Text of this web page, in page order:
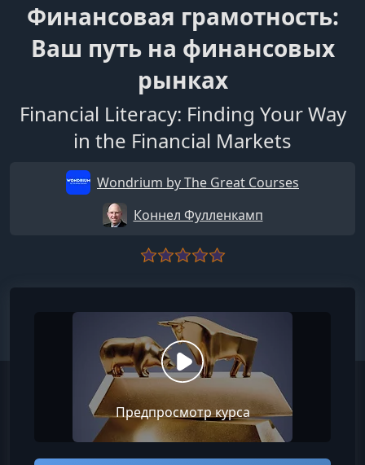
Финансовая грамотность:
Ваш путь на финансовых
рынках
Financial Literacy: Finding Your Way
in the Financial Markets
Wondrium by The Great Courses
Коннел Фулленкамп
Предпросмотр курса